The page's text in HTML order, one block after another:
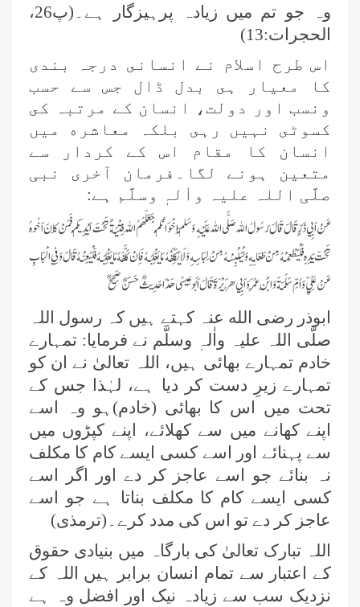
وہ جو تم میں زیادہ پرہیزگار ہے۔(پ26،
الحجرات:13)
اس طرح اسلام نے انسانى درجہ بندى
كا معيار ہى بدل ڈال جس سے حسب
ونسب اور دولت، انسان كے مرتبہ كى
كسوٹى نہيں رہى بلكہ معاشره ميں
انسان كا مقام اس كے كردار سے
متعين ہونے لگا۔فرمان آخری نبی
صلَّی اللہ علیہ واٰلہٖ وسلَّم ہے:
عَنْ اَبِي ذَرٍّ قَالَ قَالَ رَسُولُ اللہ صَلَّى اللہ عَلَيْهِ وَسَلَّمَ اِخْوَانُكُمْ جَعَلَهُمُ اللہ فِتْيَةً تَحْتَ اَيْدِيكُمْ فَمَنْ كَانَ اَخُوهُ
تَحْتَ يَدِهِ فَلْيُطْعِمْهُ مِنْ طَعَامِهِ وَلْيُلْبِسْهُ مِنْ لِبَاسِهِ وَلَا يُكَلِّفْهُ مَا يَغْلِبُهُ فَاِنْ كَلَّفَهُ مَا يَغْلِبُهُ فَلْيُعِنْهُ قَالَ وَفِي الْبَابِ
عَنْ عَلِيٍّ وَاُمِّ سَلَمَةَ وَابْنِ عُمَرَ وَاَبِي هُرَيْرَةَ قَالَ اَبُو عِيسَى هَذَا حَدِيثٌ حَسَنٌ صَحِيحٌ
ابوذر رضی الله عنہ کہتے ہیں کہ
رسول اللہ
صلَّی اللہ علیہ واٰلہٖ وسلَّم نے فرمایا: تمہارے
خادم تمہارے بھائی ہیں، اللہ تعالیٰ نے ان کو
تمہارے زیرِ دست کر دیا ہے، لہٰذا جس کے
تحت میں اس کا بھائی (خادم)ہو وہ اسے
اپنے کھانے میں سے کھلائے، اپنے کپڑوں میں
سے پہنائے اور اسے کسی ایسے کام کا مکلف
نہ بنائے جو اسے عاجز کر دے اور اگر اسے
کسی ایسے کام کا مکلف بناتا ہے جو اسے
عاجز کر دے تو اس کی مدد کرے۔(ترمذی)
اللہ تبارک تعالیٰ کی بارگاہ میں بنیادی حقوق
کے اعتبار سے تمام انسان برابر ہیں اللہ کے
نزدیک سب سے زیادہ نیک اور افضل وہ ہے